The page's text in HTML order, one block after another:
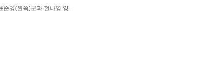
준영(왼쪽)군과 전나영 양.